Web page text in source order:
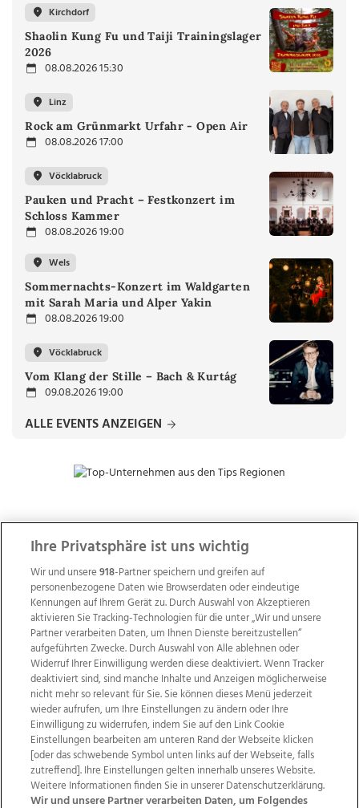
Kirchdorf
Shaolin Kung Fu und Taiji Trainingslager
2026
08.08.2026 15:30
Linz
Rock am Grünmarkt Urfahr - Open Air
08.08.2026 17:00
Vöcklabruck
Pauken und Pracht – Festkonzert im
Schloss Kammer
08.08.2026 19:00
Wels
Sommernachts-Konzert im Waldgarten
mit Sarah Maria und Alper Yakin
08.08.2026 19:00
Vöcklabruck
Vom Klang der Stille – Bach & Kurtág
09.08.2026 19:00
ALLE EVENTS ANZEIGEN
ZUR NACHRICHTENÜBERSICHT
Wir über uns Mediadaten Kontakt
Jobs
Datenschutz
Impressum
AGB Anzeigekunden
AGB Website
Ehrenkodex Politische Werbung
Ihre Privatsphäre ist uns wichtig
Wir und unsere918-Partner speichern und greifen auf
personenbezogene Daten wie Browserdaten oder eindeutige
Kennungen auf Ihrem Gerät zu. Durch Auswahl von Akzeptieren
aktivieren Sie Tracking-Technologien für die unter „Wir und unsere
Partner verarbeiten Daten, um Ihnen Dienste bereitzustellen“
aufgeführten Zwecke. Durch Auswahl von Alle ablehnen oder
Widerruf Ihrer Einwilligung werden diese deaktiviert. Wenn Tracker
deaktiviert sind, sind manche Inhalte und Anzeigen möglicherweise
nicht mehr so relevant für Sie. Sie können dieses Menü jederzeit
wieder aufrufen, um Ihre Einstellungen zu ändern oder Ihre
Einwilligung zu widerrufen, indem Sie auf den Link Cookie
Einstellungen bearbeiten am unteren Rand der Webseite klicken
[oder das schwebende Symbol unten links auf der Webseite, falls
zutreffend]. Ihre Einstellungen gelten innerhalb unseres Website.
Weitere Informationen finden Sie in unserer Datenschutzerklärung.
Wir und unsere Partner verarbeiten Daten, um Folgendes